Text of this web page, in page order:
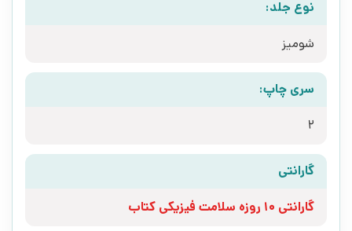
نوع جلد:
شومیز
سری چاپ:
2
گارانتی
گارانتی 10 روزه سلامت فیزیکی کتاب